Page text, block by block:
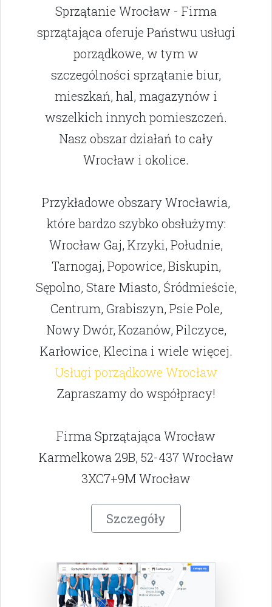
Sprzątanie Wrocław - Firma
sprzątająca oferuje Państwu usługi
porządkowe, w tym w
szczególności sprzątanie biur,
mieszkań, hal, magazynów i
wszelkich innych pomieszczeń.
Nasz obszar działań to cały
Wrocław i okolice.
Przykładowe obszary Wrocławia,
które bardzo szybko obsłużymy:
Wrocław Gaj, Krzyki, Południe,
Tarnogaj, Popowice, Biskupin,
Sępolno, Stare Miasto, Śródmieście,
Centrum, Grabiszyn, Psie Pole,
Nowy Dwór, Kozanów, Pilczyce,
Karłowice, Klecina i wiele więcej.
Usługi porządkowe Wrocław
Zapraszamy do współpracy!
Firma Sprzątająca Wrocław
Karmelkowa 29B, 52-437 Wrocław
3XC7+9M Wrocław
Szczegóły